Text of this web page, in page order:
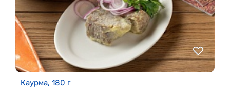
Каурма, 180 г